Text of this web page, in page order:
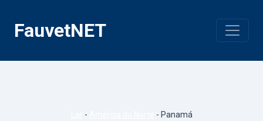
paraFauvetNET
- - Panamá